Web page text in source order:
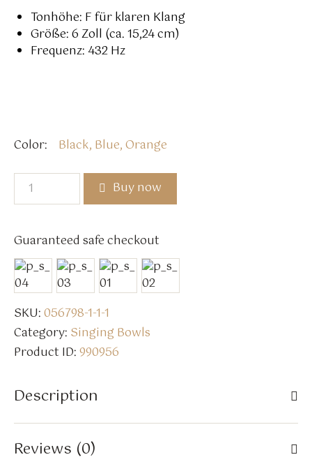
Tonhöhe: F für klaren Klang
Größe: 6 Zoll (ca. 15,24 cm)
Frequenz: 432 Hz
Color Black, Blue, Orange
Buy now
Guaranteed safe checkout
SKU:056798-1-1-1
Category: Singing Bowls
Product ID:990956
Description
Reviews (0)